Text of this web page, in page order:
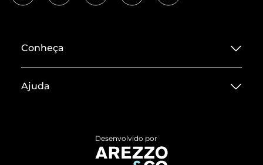
Conheça
Termos de Uso
ZZ MALL é confiável
Ajuda
Devolução do Produto
Desenvolvido por